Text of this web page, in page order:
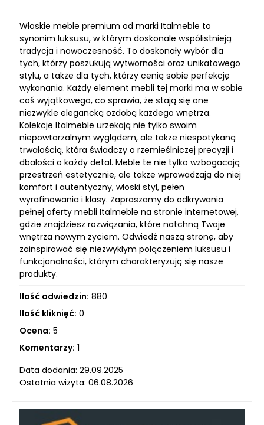
Włoskie meble premium od marki Italmeble to
synonim luksusu, w którym doskonale współistnieją
tradycja i nowoczesność. To doskonały wybór dla
tych, którzy poszukują wytworności oraz unikatowego
stylu, a także dla tych, którzy cenią sobie perfekcję
wykonania. Każdy element mebli tej marki ma w sobie
coś wyjątkowego, co sprawia, że stają się one
niezwykle elegancką ozdobą każdego wnętrza.
Kolekcje Italmeble urzekają nie tylko swoim
niepowtarzalnym wyglądem, ale także niespotykaną
trwałością, która świadczy o rzemieślniczej precyzji i
dbałości o każdy detal. Meble te nie tylko wzbogacają
przestrzeń estetycznie, ale także wprowadzają do niej
komfort i autentyczny, włoski styl, pełen
wyrafinowania i klasy. Zapraszamy do odkrywania
pełnej oferty mebli Italmeble na stronie internetowej,
gdzie znajdziesz rozwiązania, które natchną Twoje
wnętrza nowym życiem. Odwiedź naszą stronę, aby
zainspirować się niezwykłym połączeniem luksusu i
funkcjonalności, którym charakteryzują się nasze
produkty.
Ilość odwiedzin: 880
Ilość kliknięć: 0
Ocena: 5
Komentarzy: 1
Data dodania: 29.09.2025
Ostatnia wizyta: 06.08.2026